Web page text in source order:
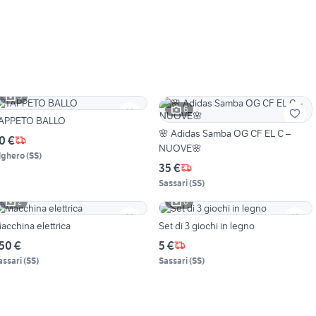
5
BALLO
€
(SS)
6
🌸 Adidas Samba OG CF EL C –
NUOVE🌸
35 €
Sassari(SS)
2
elettrica
€
(SS)
6
Set di 3 giochi in legno
5 €
Sassari(SS)